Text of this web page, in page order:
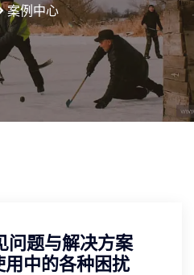
案例中心
问题与解决方案
中的各种困扰